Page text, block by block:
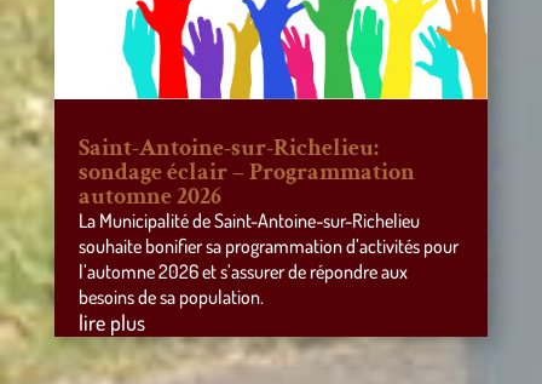
Saint-Antoine-sur-Richelieu:
sondage éclair – Programmation
automne 2026
La Municipalité de Saint-Antoine-sur-Richelieu
souhaite bonifier sa programmation d’activités pour
l’automne 2026 et s’assurer de répondre aux
besoins de sa population.
lire plus